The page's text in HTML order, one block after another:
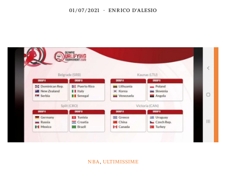
01/07/2021 ENRICO D'ALESIO
NBA, ULTIMISSIME